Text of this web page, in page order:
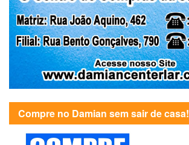
Compre no Damian sem sair de casa!